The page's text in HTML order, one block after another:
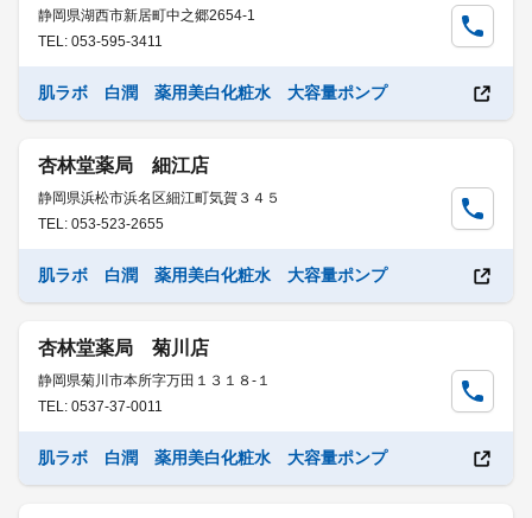
静岡県湖西市新居町中之郷2654-1
TEL: 053-595-3411
肌ラボ 白潤 薬用美白化粧水 大容量ポンプ
杏林堂薬局 細江店
静岡県浜松市浜名区細江町気賀３４５
TEL: 053-523-2655
肌ラボ 白潤 薬用美白化粧水 大容量ポンプ
杏林堂薬局 菊川店
静岡県菊川市本所字万田１３１８-１
TEL: 0537-37-0011
肌ラボ 白潤 薬用美白化粧水 大容量ポンプ